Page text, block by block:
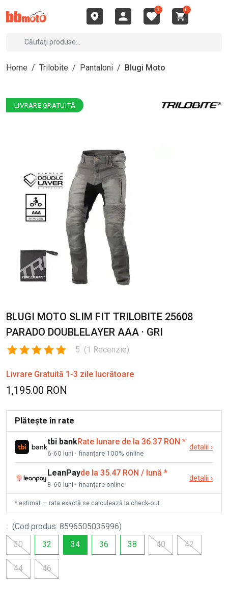
0 0
Home / Trilobite / Pantaloni / Blugi Moto
LIVRARE GRATUITĂ
BLUGI MOTO SLIM FIT TRILOBITE 25608
PARADO DOUBLELAYER AAA · GRI
5 (1 Recenzie)
Livrare Gratuită 1-3 zile lucrătoare
1,195.00 RON
Plătește în rate
tbi bankRate lunare de la 36.37 RON *
6-60 luni · finanțare 100% online
detalii ›
LeanPayde la 35.47 RON / lună *
3-60 luni · finanțare online
detalii ›
* estimat — rata exactă se calculează la check-out
: (Cod produs: 8596505035996)
30
32 34 36 38 40 42
44 46